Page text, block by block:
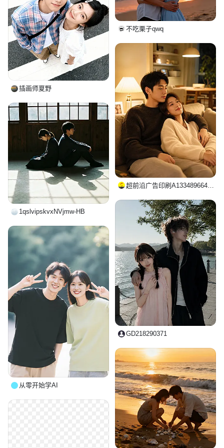
不吃栗子qwq
插画师夏野
超前沿广告印刷A13348966418
1qslvipskvxNVjmw-HB
GD218290371
从零开始学AI